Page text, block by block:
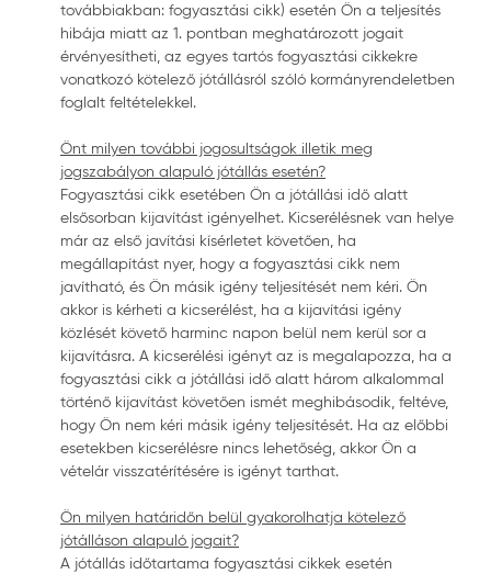
továbbiakban: fogyasztási cikk) esetén Ön a teljesítés
hibája miatt az 1. pontban meghatározott jogait
érvényesítheti, az egyes tartós fogyasztási cikkekre
vonatkozó kötelező jótállásról szóló kormányrendeletben
foglalt feltételekkel.
Önt milyen további jogosultságok illetik meg
jogszabályon alapuló jótállás esetén?
Fogyasztási cikk esetében Ön a jótállási idő alatt
elsősorban kijavítást igényelhet. Kicserélésnek van helye
már az első javítási kísérletet követően, ha
megállapítást nyer, hogy a fogyasztási cikk nem
javítható, és Ön másik igény teljesítését nem kéri. Ön
akkor is kérheti a kicserélést, ha a kijavítási igény
közlését követő harminc napon belül nem kerül sor a
kijavításra. A kicserélési igényt az is megalapozza, ha a
fogyasztási cikk a jótállási idő alatt három alkalommal
történő kijavítást követően ismét meghibásodik, feltéve,
hogy Ön nem kéri másik igény teljesítését. Ha az előbbi
esetekben kicserélésre nincs lehetőség, akkor Ön a
vételár visszatérítésére is igényt tarthat.
Ön milyen határidőn belül gyakorolhatja kötelező
jótálláson alapuló jogait?
A jótállás időtartama fogyasztási cikkek esetén